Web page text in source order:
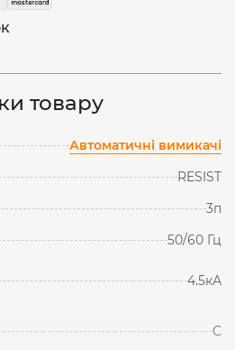
товару
Автоматичні вимикачі
RESIST
3п
50/60 Гц
4.5кА
С